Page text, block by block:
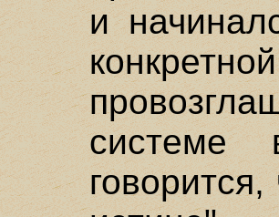
и
системе